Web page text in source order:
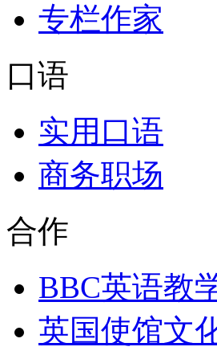
专栏作家
口语
实用口语
商务职场
合作
BBC英语教
英国使馆文